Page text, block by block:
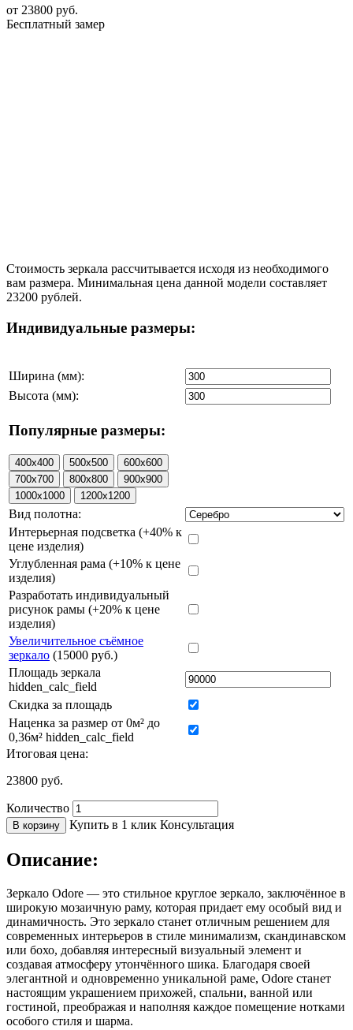
от 23800 руб.
Бесплатный замер
Стоимость зеркала рассчитывается исходя из необходимого
вам размера. Минимальная цена данной модели составляет
23200 рублей.
Индивидуальные размеры:
Ширина (мм):
Высота (мм):
Популярные размеры:
Вид полотна:
Интерьерная подсветка (+40% к
цене изделия)
Углубленная рама (+10% к цене
изделия)
Разработать индивидуальный
рисунок рамы (+20% к цене
изделия)
Увеличительное съёмное
зеркало (15000 руб.)
Площадь зеркала
hidden_calc_field
Скидка за площадь
Наценка за размер от 0м² до
0,36м² hidden_calc_field
Итоговая цена:
23800 руб.
Количество
В корзину Купить в 1 клик Консультация
Описание:
Зеркало Odore — это стильное круглое зеркало, заключённое в
широкую мозаичную раму, которая придает ему особый вид и
динамичность. Это зеркало станет отличным решением для
современных интерьеров в стиле минимализм, скандинавском
или бохо, добавляя интересный визуальный элемент и
создавая атмосферу утончённого шика. Благодаря своей
элегантной и одновременно уникальной раме, Odore станет
настоящим украшением прихожей, спальни, ванной или
гостиной, преображая и наполняя каждое помещение нотками
особого стиля и шарма.